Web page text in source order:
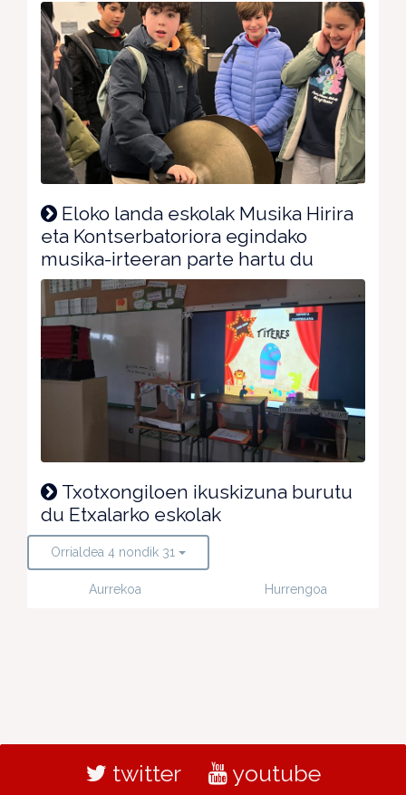
Eloko landa eskolak Musika Hirira
eta Kontserbatoriora egindako
musika-irteeran parte hartu du
Txotxongiloen ikuskizuna burutu
du Etxalarko eskolak
Orrialdea 4 nondik 31
Aurrekoa Hurrengoa
twitter youtube